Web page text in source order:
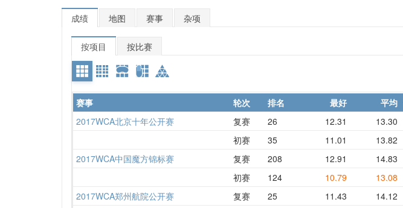
成绩 地图 赛事 杂项
按项目 按比赛
赛事 轮次 排名 最好 平均
2017WCA北京十年公开赛
复赛 26 12.31 13.30
初赛 35 11.01 13.82
2017WCA中国魔方锦标赛 复赛 208 12.91 14.83
初赛 124 10.79 13.08
2017WCA郑州航院公开赛 复赛 25 11.43 14.12